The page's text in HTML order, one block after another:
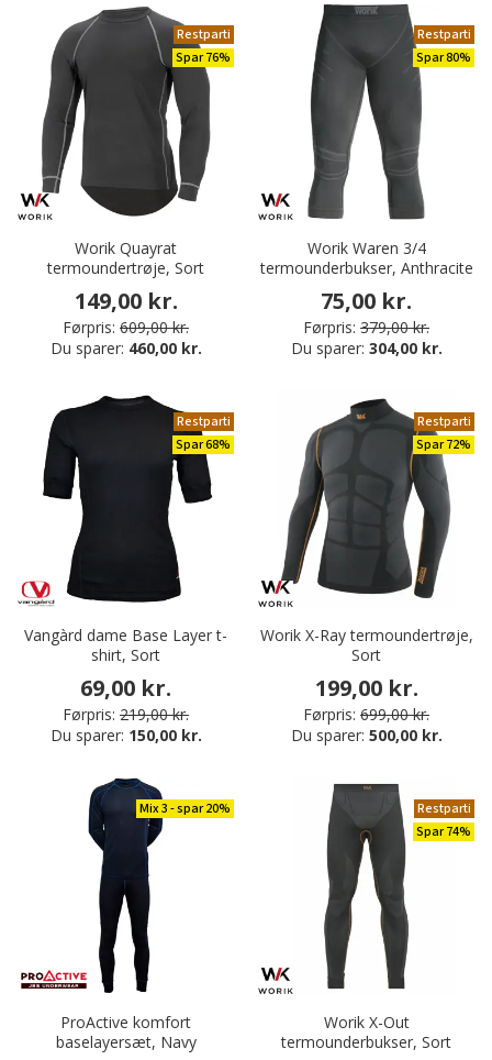
Restparti
Spar 76%
Worik Quayrat
termoundertrøje, Sort
149,00 kr.
Førpris: 609,00 kr.
Du sparer: 460,00 kr.
Restparti
Spar 80%
Worik Waren 3/4
termounderbukser, Anthracite
75,00 kr.
Førpris: 379,00 kr.
Du sparer: 304,00 kr.
Restparti
Spar 68%
Vangàrd dame Base Layer t-
shirt, Sort
69,00 kr.
Førpris: 219,00 kr.
Du sparer: 150,00 kr.
Restparti
Spar 72%
Worik X-Ray termoundertrøje,
Sort
199,00 kr.
Førpris: 699,00 kr.
Du sparer: 500,00 kr.
Mix 3 - spar 20%
ProActive komfort
baselayersæt, Navy
Restparti
Spar 74%
Worik X-Out
termounderbukser, Sort